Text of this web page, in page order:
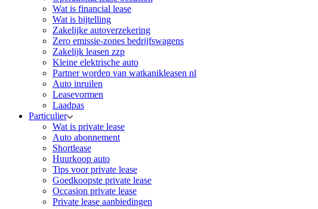
Wat is financial lease
Wat is bijtelling
Zakelijke autoverzekering
Zero emissie-zones bedrijfswagens
Zakelijk leasen zzp
Kleine elektrische auto
Partner worden van watkanikleasen nl
Auto inruilen
Leasevormen
Laadpas
Particulier
Wat is private lease
Auto abonnement
Shortlease
Huurkoop auto
Tips voor private lease
Goedkoopste private lease
Occasion private lease
Private lease aanbiedingen